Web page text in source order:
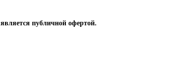
публичной офертой.